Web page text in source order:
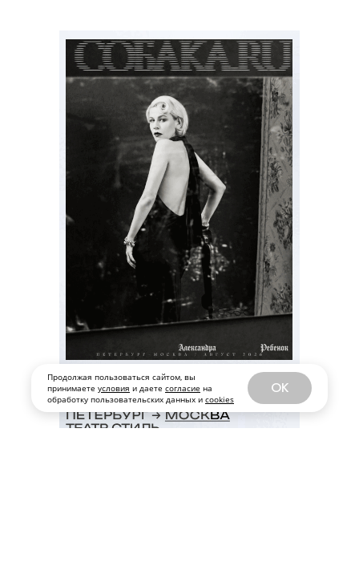
Продолжая пользоваться сайтом, вы
принимаете условия и даете согласие на
обработку пользовательских данных и cookies
OK